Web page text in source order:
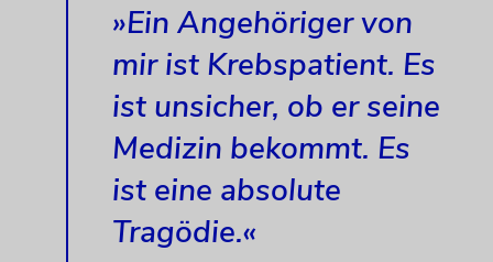
»Ein Angehöriger von
mir ist Krebspatient. Es
ist unsicher, ob er seine
Medizin bekommt. Es
ist eine absolute
Tragödie.«